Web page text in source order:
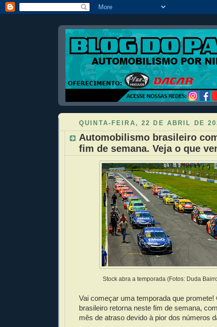
QUINTA-FEIRA, 22 DE ABRIL DE
Automobilismo brasileiro
fim de semana. Veja o que
Stock abra a temporada (Fotos: Duda
Vai começar uma temporada que promete!
brasileiro retorna neste fim de semana,
mês de atraso devido à pior dos números